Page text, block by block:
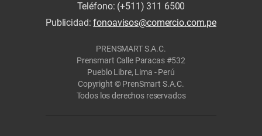
Teléfono: (+511) 311 6500
Publicidad:fonoavisos@comercio.com.pe
PRENSMART S.A.C.
Prensmart Calle Paracas #532
Pueblo Libre, Lima - Perú
Copyright © PrenSmart S.A.C.
Todos los derechos reservados